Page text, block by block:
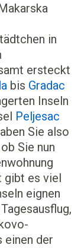
in
ersteckt
bis Gradac
Inseln
Peljesac
Sie also
Sie nun
gibt es viel
eignen
einen der